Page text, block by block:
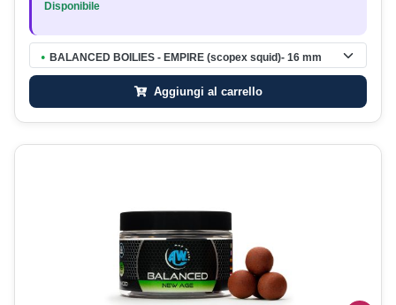
Disponibile
● BALANCED BOILIES - EMPIRE (scopex squid)- 16 mm
Aggiungi al carrello